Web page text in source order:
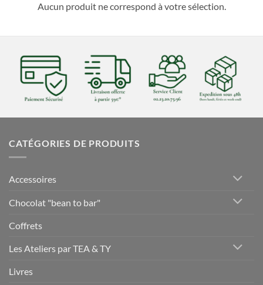
Aucun produit ne correspond à votre sélection.
CATÉGORIES DE PRODUITS
Accessoires
Chocolat "bean to bar"
Coffrets
Les Ateliers par TEA & TY
Livres